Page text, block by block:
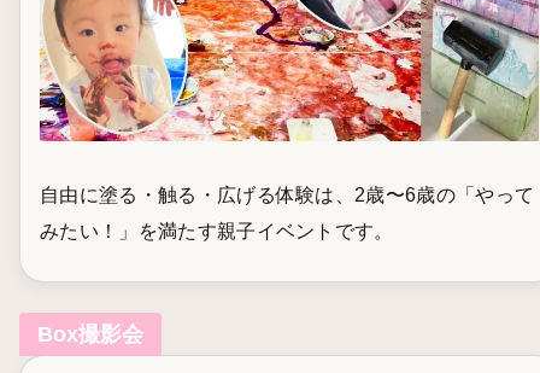
自由に塗る・触る・広げる体験は、2歳〜6歳の「やって
みたい！」を満たす親子イベントです。
Box撮影会